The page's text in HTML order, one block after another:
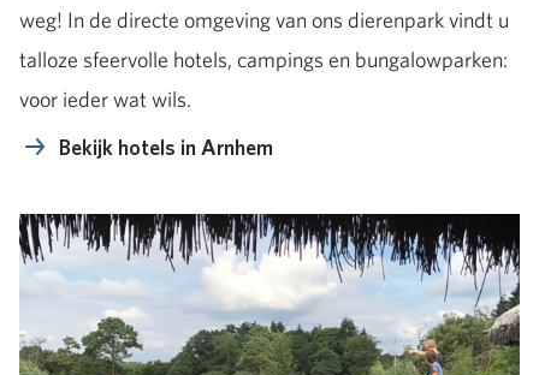
weg! In de directe omgeving van ons dierenpark vindt u
talloze sfeervolle hotels, campings en bungalowparken:
voor ieder wat wils.
Bekijk hotels in Arnhem